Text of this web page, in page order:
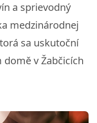
a sprievodný
medzinárodnej
sa uskutoční
domě v Žabčicích